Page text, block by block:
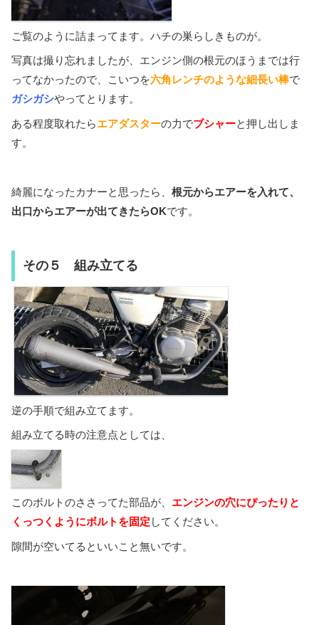
ご覧のように詰まってます。ハチの巣らしきものが。
写真は撮り忘れましたが、エンジン側の根元のほうまでは行
ってなかったので、こいつを六角レンチのような細長い棒で
ガシガシやってとります。
ある程度取れたらエアダスターの力でブシャーと押し出しま
す。
綺麗になったカナーと思ったら、 根元からエアーを入れて、
出口からエアーが出てきたらOKです。
その５ 組み立てる
逆の手順で組み立てます。
組み立てる時の注意点としては、
このボルトのささってた部品が、 エンジンの穴にぴったりと
くっつくようにボルトを固定 してください。
隙間が空いてるといいこと無いです。